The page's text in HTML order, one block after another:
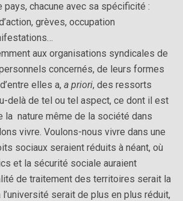
pays, chacune avec sa spécificité :
grèves, occupation
aux organisations syndicales de
concernés, de leurs formes
elles a, a priori, des ressorts
delà de tel ou tel aspect, ce dont il est
la nature même de la société dans
vivre. Voulons-nous vivre dans une
sociaux seraient réduits à néant, où
et la sécurité sociale auraient
de traitement des territoires serait la
l’université serait de plus en plus réduit,